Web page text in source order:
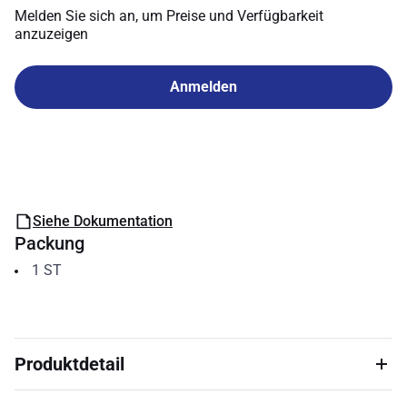
Melden Sie sich an, um Preise und Verfügbarkeit
anzuzeigen
Anmelden
Siehe Dokumentation
Packung
1 ST
Produktdetail